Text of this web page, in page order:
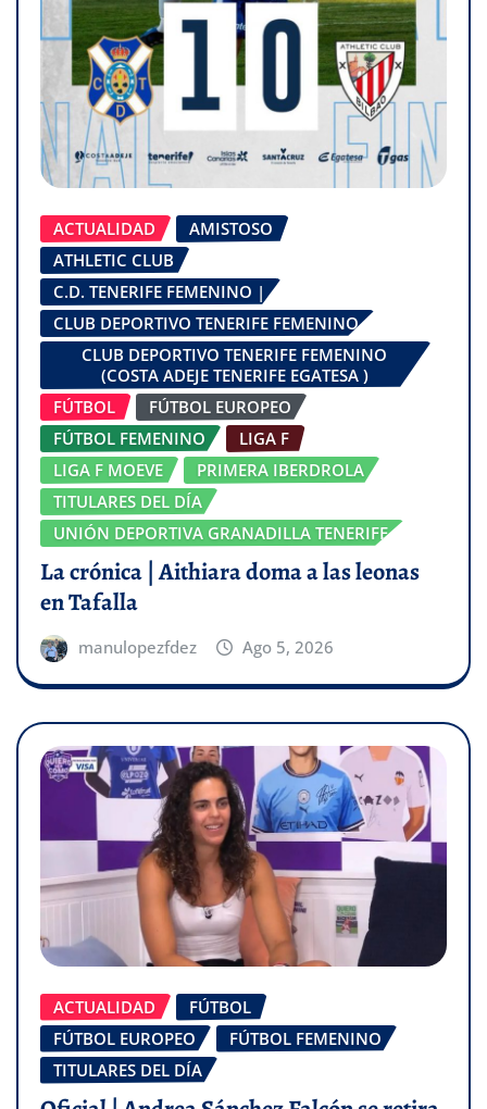
ACTUALIDAD
AMISTOSO
ATHLETIC CLUB
C.D. TENERIFE FEMENINO |
CLUB DEPORTIVO TENERIFE FEMENINO
CLUB DEPORTIVO TENERIFE FEMENINO
(COSTA ADEJE TENERIFE EGATESA )
FÚTBOL
FÚTBOL EUROPEO
FÚTBOL FEMENINO
LIGA F
LIGA F MOEVE
PRIMERA IBERDROLA
TITULARES DEL DÍA
UNIÓN DEPORTIVA GRANADILLA TENERIFE
La crónica | Aithiara doma a las leonas
en Tafalla
manulopezfdez Ago 5, 2026
ACTUALIDAD
FÚTBOL
FÚTBOL EUROPEO
FÚTBOL FEMENINO
TITULARES DEL DÍA